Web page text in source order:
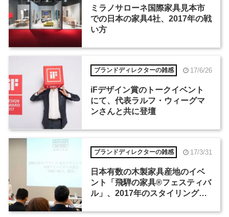
ミラノサローネ国際家具見本市
での日本の家具4社、2017年の戦
い方
ブランドディレクターの雑感 17/6/26
iFデザイン賞のトークイベント
にて、代表ラルフ・ウィーグマ
ンさんと共に登壇
ブランドディレクターの雑感 17/3/31
日本有数の木製家具産地のイベ
ント「飛騨の家具®フェスティバ
ル」、2017年のスタイリングテ